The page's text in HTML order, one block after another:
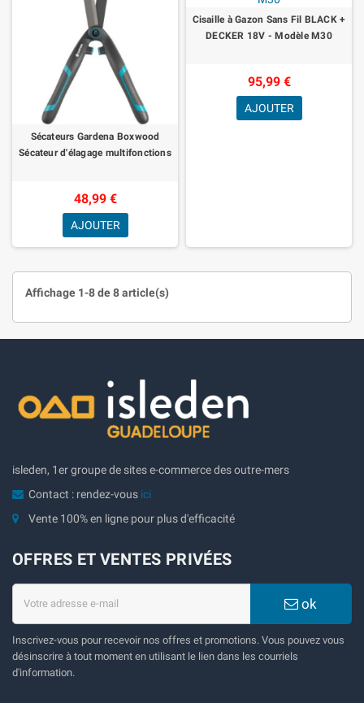
Sécateurs Gardena Boxwood
Sécateur d'élagage multifonctions
48,99 €
AJOUTER
Cisaille à Gazon Sans Fil BLACK +
DECKER 18V - Modèle M30
95,99 €
AJOUTER
Affichage 1-8 de 8 article(s)
isleden, 1er groupe de sites e-commerce des outre-mers
Contact : rendez-vous ici
Vente 100% en ligne pour plus d'efficacité
OFFRES ET VENTES PRIVÉES
ok
Inscrivez-vous pour recevoir nos offres et promotions. Vous pouvez vous
désinscrire à tout moment en utilisant le lien dans les courriels
d'information.